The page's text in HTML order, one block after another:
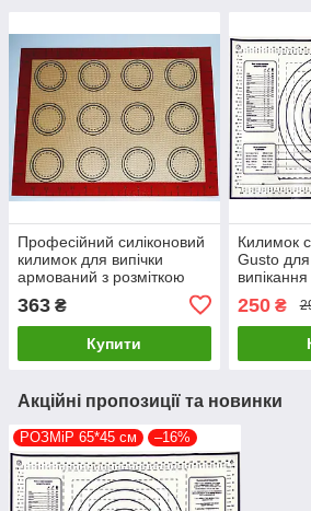
Професійний силіконовий
килимок для випічки
армований з розміткою
363 ₴
Купити
Килимок
Gusto
250₴
Акційні пропозиції та новинки
РОЗМіР 65*45 см –16%